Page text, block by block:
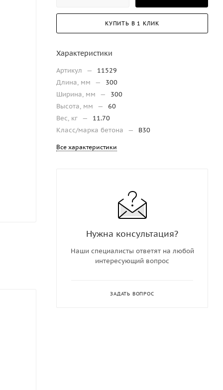
КУПИТЬ В 1 КЛИК
Характеристики
Артикул —
11529
Длина, мм
—
300
Ширина, мм
—
300
Высота, мм
—
60
Вес, кг —
11.70
Класс/марка бетона
— B30
Все характеристики
Нужна консультация?
Наши специалисты ответят на любой
интересующий вопрос
ЗАДАТЬ ВОПРОС